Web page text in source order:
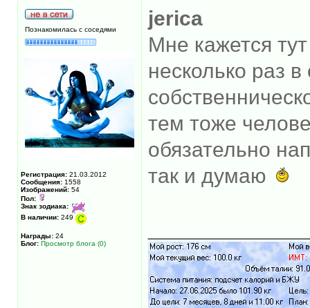
Познакомилась с соседями
Регистрация: 21.03.2012
Сообщения: 1558
Изображений: 54
Пол:
Знак зодиака:
В наличии: 249
Награды: 24
Блог: Просмотр блога (0)
jerica
Мне кажется
несколько раз
тем тоже
обязательно
так и думаю